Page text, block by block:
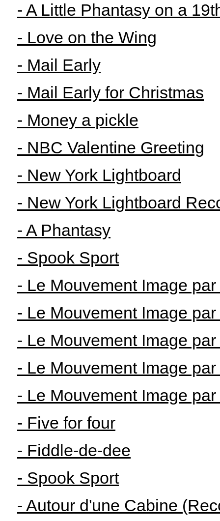
- A Little Phantasy on a
- Love on the Wing
- Mail Early
- Mail Early for Christmas
- Money a pickle
- NBC Valentine Greeting
- New York Lightboard
- New York Lightboard
- A Phantasy
- Spook Sport
- Le Mouvement Image
- Le Mouvement Image
- Le Mouvement Image
- Le Mouvement Image
- Le Mouvement Image
- Five for four
- Fiddle-de-dee
- Spook Sport
- Autour d'une Cabine